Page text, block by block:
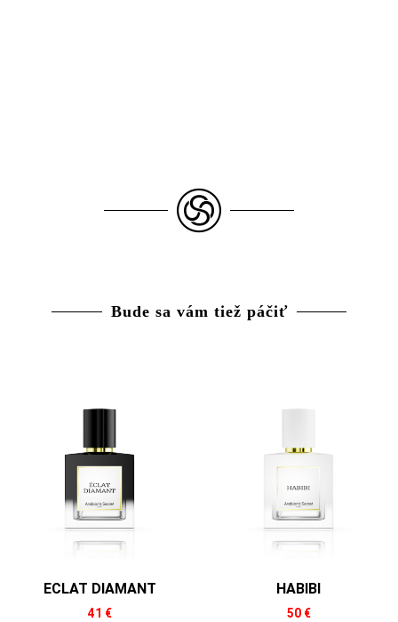
Bude sa vám tiež páčiť
ECLAT DIAMANT
41 €
HABIBI
50 €